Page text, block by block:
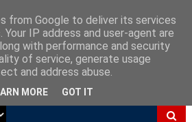
από την Ελλάδα και τον κόσμο
from Google to deliver its services
IP address and user-agent are
with performance and security
of service, generate usage
and address abuse.
MORE GOT IT